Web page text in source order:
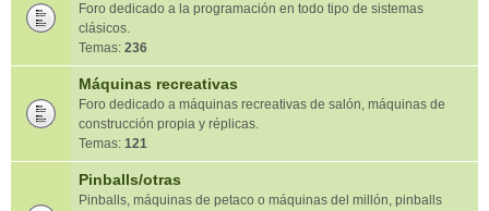
Foro dedicado a la programación en todo tipo de sistemas
clásicos.
Temas: 236
Máquinas recreativas
Foro dedicado a máquinas recreativas de salón, máquinas de
construcción propia y réplicas.
Temas: 121
Pinballs/otras
Pinballs, máquinas de petaco o máquinas del millón, pinballs